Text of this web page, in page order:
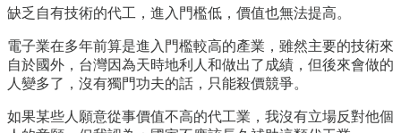
缺乏自有技術的代工，進入門檻低，價值也無法提高。
電子業在多年前算是進入門檻較高的產業，雖然主要的技術來
自於國外，台灣因為天時地利人和做出了成績，但後來會做的
人變多了，沒有獨門功夫的話，只能殺價競爭。
如果某些人願意從事價值不高的代工業，我沒有立場反對他個